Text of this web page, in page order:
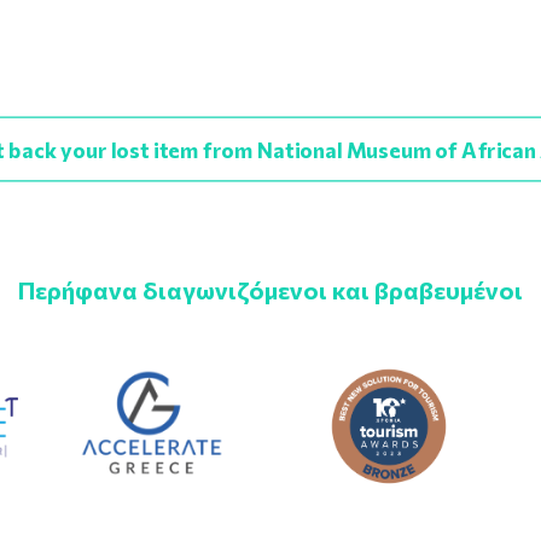
back your lost item from National Museum of
Περήφανα διαγωνιζόμενοι και βραβευμένοι